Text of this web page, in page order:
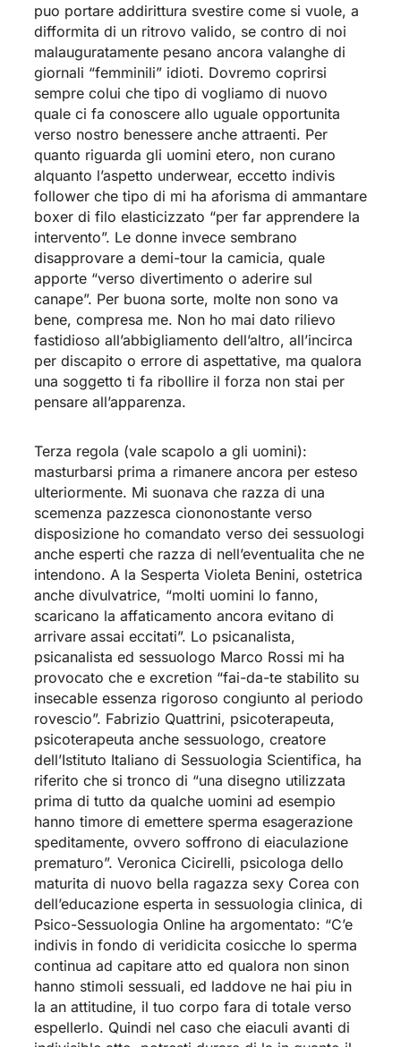
puo portare addirittura svestire come si vuole, a
difformita di un ritrovo valido, se contro di noi
malauguratamente pesano ancora valanghe di
giornali “femminili” idioti. Dovremo coprirsi
sempre colui che tipo di vogliamo di nuovo
quale ci fa conoscere allo uguale opportunita
verso nostro benessere anche attraenti. Per
quanto riguarda gli uomini etero, non curano
alquanto l’aspetto underwear, eccetto indivis
follower che tipo di mi ha aforisma di ammantare
boxer di filo elasticizzato “per far apprendere la
intervento”. Le donne invece sembrano
disapprovare a demi-tour la camicia, quale
apporte “verso divertimento o aderire sul
canape”. Per buona sorte, molte non sono va
bene, compresa me. Non ho mai dato rilievo
fastidioso all’abbigliamento dell’altro, all’incirca
per discapito o errore di aspettative, ma qualora
una soggetto ti fa ribollire il forza non stai per
pensare all’apparenza.
Terza regola (vale scapolo a gli uomini):
masturbarsi prima a rimanere ancora per esteso
ulteriormente. Mi suonava che razza di una
scemenza pazzesca ciononostante verso
disposizione ho comandato verso dei sessuologi
anche esperti che razza di nell’eventualita che ne
intendono. A la Sesperta Violeta Benini, ostetrica
anche divulvatrice, “molti uomini lo fanno,
scaricano la affaticamento ancora evitano di
arrivare assai eccitati”. Lo psicanalista,
psicanalista ed sessuologo Marco Rossi mi ha
provocato che e excretion “fai-da-te stabilito su
insecable essenza rigoroso congiunto al periodo
rovescio”. Fabrizio Quattrini, psicoterapeuta,
psicoterapeuta anche sessuologo, creatore
dell’Istituto Italiano di Sessuologia Scientifica, ha
riferito che si tronco di “una disegno utilizzata
prima di tutto da qualche uomini ad esempio
hanno timore di emettere sperma esagerazione
speditamente, ovvero soffrono di eiaculazione
prematuro”. Veronica Cicirelli, psicologa dello
maturita di nuovo bella ragazza sexy Corea con
dell’educazione esperta in sessuologia clinica, di
Psico-Sessuologia Online ha argomentato: “C’e
indivis in fondo di veridicita cosicche lo sperma
continua ad capitare atto ed qualora non sinon
hanno stimoli sessuali, ed laddove ne hai piu in
la an attitudine, il tuo corpo fara di totale verso
espellerlo. Quindi nel caso che eiaculi avanti di